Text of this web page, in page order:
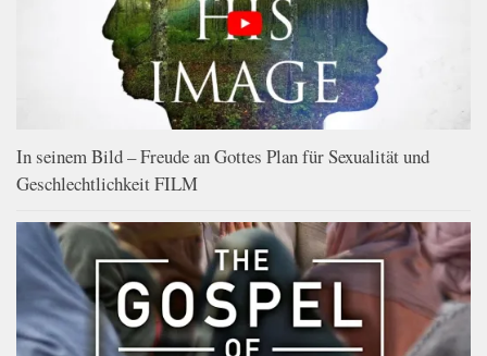
In seinem Bild – Freude an Gottes Plan für Sexualität und
Geschlechtlichkeit FILM